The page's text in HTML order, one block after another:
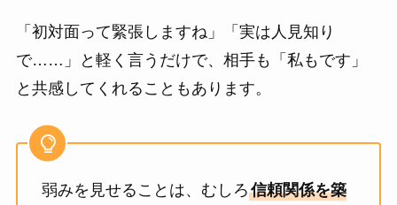
「初対面って緊張しますね」「実は人見知り
で……」と軽く言うだけで、相手も「私もです」
と共感してくれることもあります。
弱みを見せることは、むしろ信頼関係を築